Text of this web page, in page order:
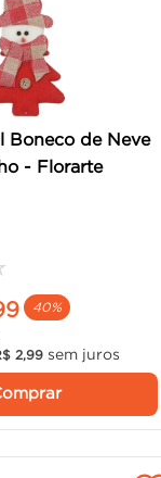
Boneco de Neve
- Florarte
40%
2 ,99 sem juros